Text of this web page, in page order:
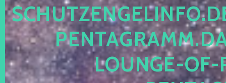
OUNGE-OF-